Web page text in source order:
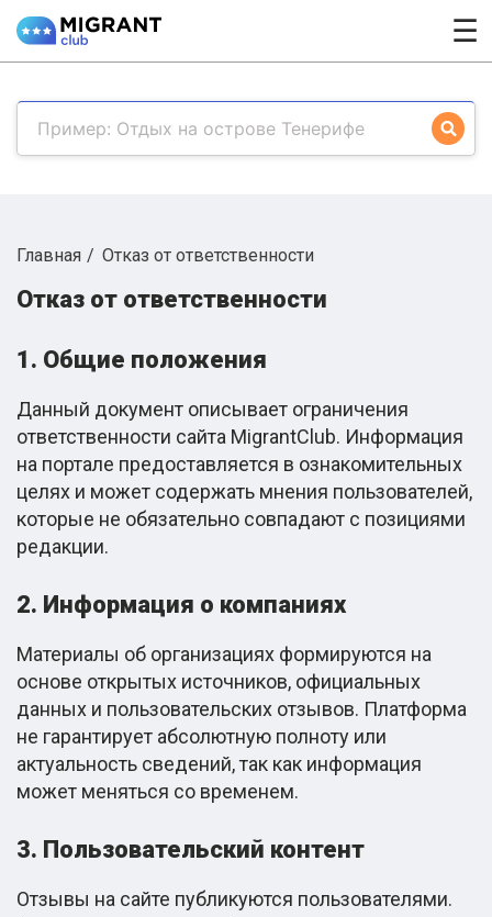
☰
Главная Отказ от ответственности
Отказ от ответственности
1. Общие положения
Данный документ описывает ограничения
ответственности сайта MigrantClub. Информация
на портале предоставляется в ознакомительных
целях и может содержать мнения пользователей,
которые не обязательно совпадают с позициями
редакции.
2. Информация о компаниях
Материалы об организациях формируются на
основе открытых источников, официальных
данных и пользовательских отзывов. Платформа
не гарантирует абсолютную полноту или
актуальность сведений, так как информация
может меняться со временем.
3. Пользовательский контент
Отзывы на сайте публикуются пользователями.